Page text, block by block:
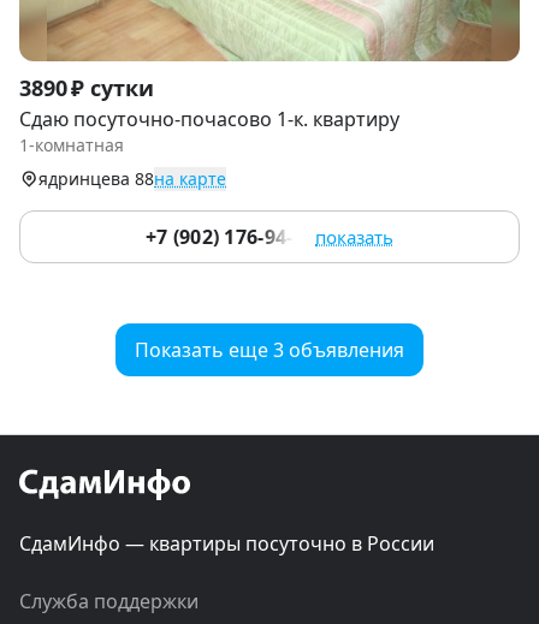
Item
1
of
3890 ₽ сутки
Сдаю посуточно-почасово 1-к. квартиру
1-комнатная
ядринцева 88на карте
+7 (902) 176-94-20 показать
Показать еще 3 объявления
СдамИнфо — квартиры посуточно в России
Служба поддержки